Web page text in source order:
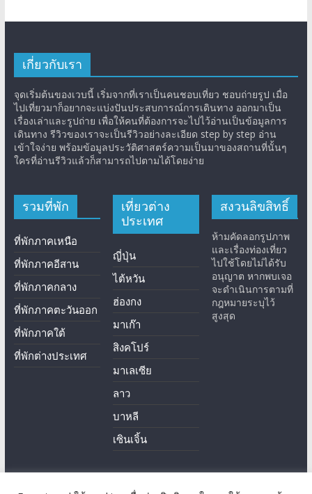
เกี่ยวกับเรา
จุดเริ่มต้นของเวบนี้ เริ่มจากที่เราเป็นคนชอบเที่ยว ชอบถ่ายรูป เมื่อ
ไปเที่ยวมาก็อยากจะแบ่งปันประสบการณ์การเดินทาง ออกมาเป็น
เรื่องเล่าและรูปถ่าย เพื่อให้คนที่ต้องการจะไปไว้อ่านเป็นข้อมูลการ
เดินทาง รีวิวของเราจะเป็นรีวิวอย่างละเอียด step by step อ่าน
เข้าใจง่าย พร้อมข้อมูลประวัติศาสตร์ความเป็นมาของสถานที่นั้นๆ
ใครที่อ่านรีวิวแล้วก็สามารถไปตามได้โดยง่าย
รวมที่พัก
ที่พักภาคเหนือ
ที่พักภาคอีสาน
ที่พักภาคกลาง
ที่พักภาคตะวันออก
ที่พักภาคใต้
ที่พักต่างประเทศ
เที่ยวต่าง
ประเทศ
ญี่ปุ่น
ไต้หวัน
ฮ่องกง
มาเก๊า
สิงคโปร์
มาเลเซีย
ลาว
บาหลี
เซินเจิ้น
สงวนลิขสิทธิ์
ห้ามคัดลอกรูปภาพ
และเรื่องท่องเที่ยว
ไปใช้โดยไม่ได้รับ
อนุญาต หากพบเจอ
จะดำเนินการตามที่
กฎหมายระบุไว้
สูงสุด